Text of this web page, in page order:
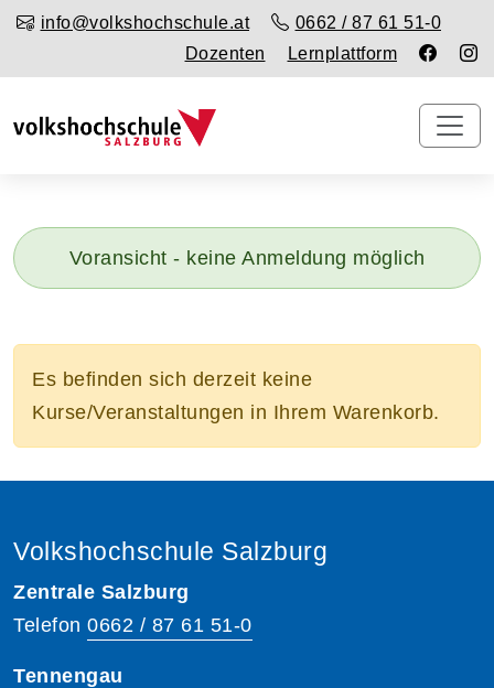
info@volkshochschule.at
0662 / 87 61 51-0
Dozenten
Lernplattform
Voransicht - keine Anmeldung möglich
Es befinden sich derzeit keine
Kurse/Veranstaltungen in Ihrem Warenkorb.
Volkshochschule Salzburg
Zentrale Salzburg
Telefon 0662 / 87 61 51-0
Tennengau